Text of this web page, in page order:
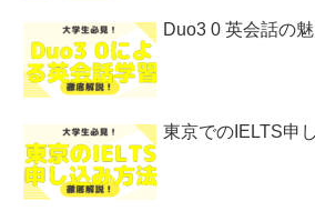
Duo3 0 英会話の
東京でのIELTS申